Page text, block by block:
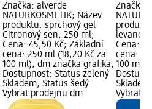
Značka: alverde
NATURKOSMETIK; Název
produktu: sprchový gel
Citronový sen, 250 ml;
Cena: 45,50 Kč; Základní
cena: 250 ml (18,20 Kč za
100 ml); dm značka grafika;
Dostupnost: Status zelený
Skladem, Status šedý
Vybrat prodejnu dm
Značka:
Cena:
cena:
100 ml);
Vybrat